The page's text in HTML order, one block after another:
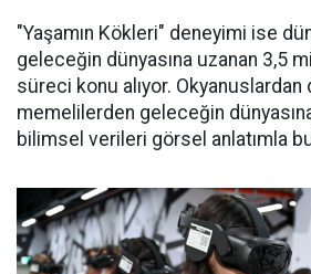
"Yaşamın Kökleri" deneyimi ise
geleceğin dünyasına uzanan 3,5
süreci konu alıyor. Okyanuslardan
memelilerden geleceğin
bilimsel verileri görsel anlatımla